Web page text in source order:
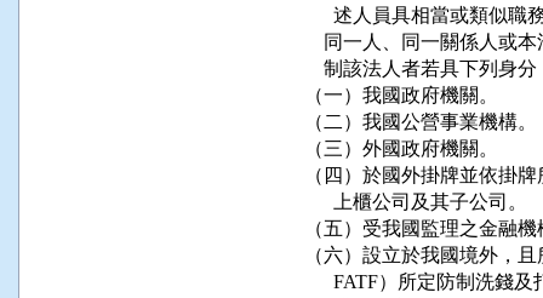
述人員具相當或類似職
同一人、同一關係人或
制該法人者若具下列身
（一）我國政府機關。
（二）我國公營事業機構。
（三）外國政府機關。
（四）於國外掛牌並依掛
      上櫃公司及其子公司。
（五）受我國監理之金融
（六）設立於我國境外，
FATF）所定防制洗錢